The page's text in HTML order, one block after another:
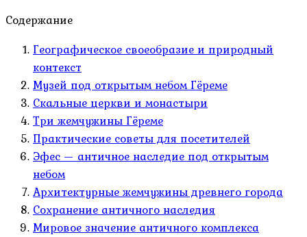
Содержание
Географическое своеобразие и природный
контекст
Музей под открытым небом Гёреме
Скальные церкви и монастыри
Три жемчужины Гёреме
Практические советы для посетителей
Эфес — античное наследие под открытым
небом
Архитектурные жемчужины древнего города
Сохранение античного наследия
Мировое значение античного комплекса